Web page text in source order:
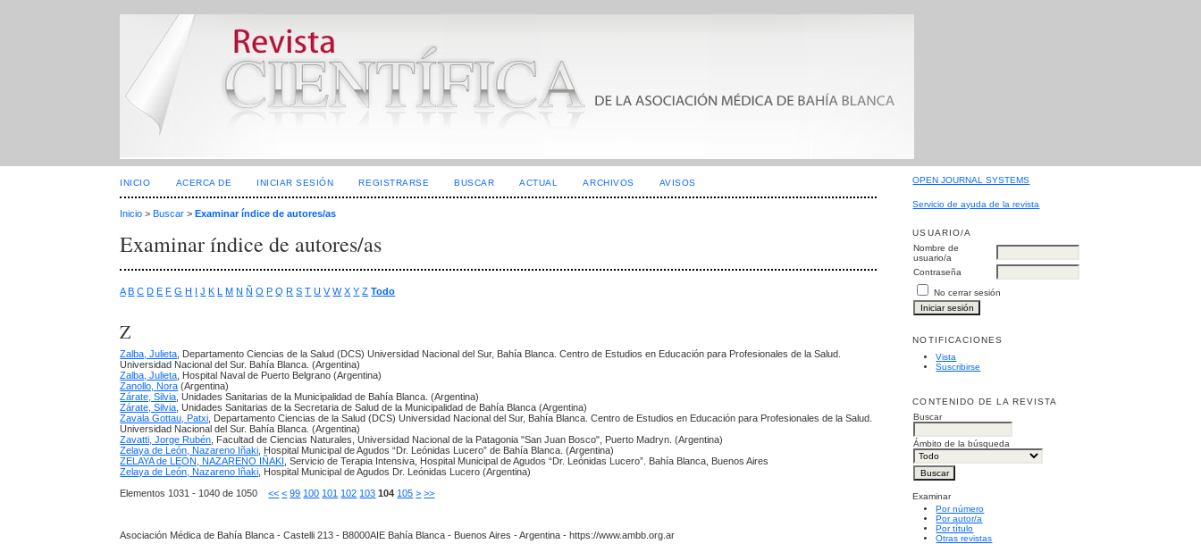
OPEN JOURNAL SYSTEMS
Servicio de ayuda de la revista
USUARIO/A
Nombre de
usuario/a
Contraseña
No cerrar sesión
NOTIFICACIONES
Vista
Suscribirse
CONTENIDO DE LA REVISTA
Buscar
Ámbito de la búsqueda
Examinar
Por número
Por autor/a
Por título
Otras revistas
INICIO ACERCA DE INICIAR SESIÓN REGISTRARSE BUSCAR ACTUAL ARCHIVOS AVISOS
Inicio >Buscar >Examinar índice de autores/as
Examinar índice de autores/as
A B C D E F G H I J K L M N Ñ O P Q R S T U V W X Y Z Todo
Z
Zalba, Julieta , Departamento Ciencias de la Salud (DCS) Universidad Nacional del Sur, Bahía Blanca. Centro de Estudios en Educación para Profesionales de la Salud.
Universidad Nacional del Sur. Bahía Blanca. (Argentina)
Zalba, Julieta , Hospital Naval de Puerto Belgrano (Argentina)
Zanollo, Nora (Argentina)
Zárate, Silvia , Unidades Sanitarias de la Municipalidad de Bahía Blanca. (Argentina)
Zárate, Silvia , Unidades Sanitarias de la Secretaria de Salud de la Municipalidad de Bahía Blanca (Argentina)
Zavala Gottau, Patxi , Departamento Ciencias de la Salud (DCS) Universidad Nacional del Sur, Bahía Blanca. Centro de Estudios en Educación para Profesionales de la Salud.
Universidad Nacional del Sur. Bahía Blanca. (Argentina)
Zavatti, Jorge Rubén , Facultad de Ciencias Naturales, Universidad Nacional de la Patagonia "San Juan Bosco", Puerto Madryn. (Argentina)
Zelaya de León, Nazareno Iñaki , Hospital Municipal de Agudos “Dr. Leónidas Lucero” de Bahía Blanca. (Argentina)
ZELAYA de LEON, NAZARENO IÑAKI
, Servicio de Terapia Intensiva, Hospital Municipal de Agudos “Dr. Leónidas Lucero”. Bahía Blanca, Buenos Aires
Zelaya de León, Nazareno Iñaki , Hospital Municipal de Agudos Dr. Leónidas Lucero (Argentina)
Elementos 1031 - 1040 de 1050<< < 99 100 101 102 103 104 105 > >>
Asociación Médica de Bahía Blanca - Castelli 213 - B8000AIE Bahía Blanca - Buenos Aires - Argentina - https://www.ambb.org.ar